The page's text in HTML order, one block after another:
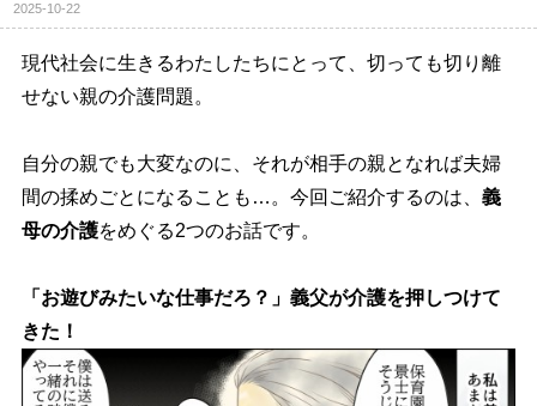
2025-10-22
現代社会に生きるわたしたちにとって、切っても切り離
せない親の介護問題。
自分の親でも大変なのに、それが相手の親となれば夫婦
間の揉めごとになることも…。今回ご紹介するのは、 義
母の介護をめぐる2つのお話です。
「お遊びみたいな仕事だろ？」義父が介護を押しつけて
きた！